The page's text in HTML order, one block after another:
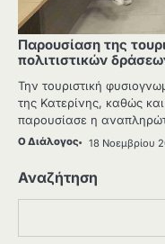
Παρουσίαση της
πολιτιστικών
Την τουριστική
της Κατερίνης, καθώς και
παρουσίασε η
Ο Διάλογος 18 Νοεμβρίου
Αναζήτηση